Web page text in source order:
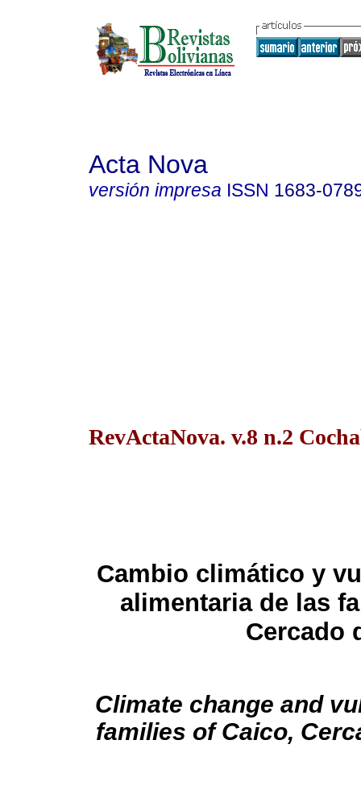
Acta Nova
versión impresa ISSN 1683-
RevActaNova. v.8 n.2
Cambio climático y
alimentaria de las
Cercado
Climate change and
families of Caico,